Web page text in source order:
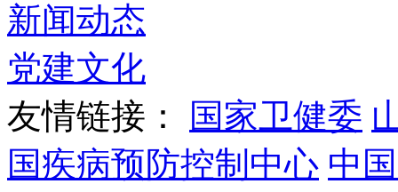
新闻动态
党建文化
友情链接：
国家卫健委
国疾病预防控制中心 中